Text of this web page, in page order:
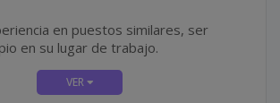
en puestos similares, ser
en su lugar de trabajo.